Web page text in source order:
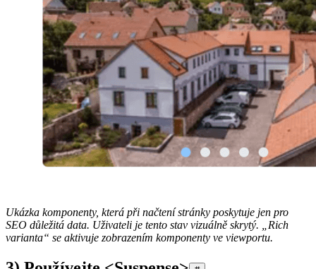
Ukázka komponenty, která při načtení stránky poskytuje jen pro
SEO důležitá data. Uživateli je tento stav vizuálně skrytý. „Rich
varianta“ se aktivuje zobrazením komponenty ve viewportu.